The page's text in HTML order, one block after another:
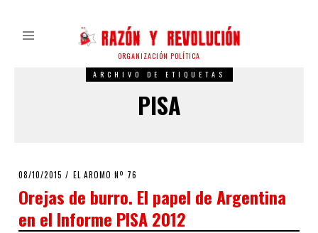
ORGANIZACIÓN POLÍTICA
ARCHIVO DE ETIQUETAS
PISA
POSTED
08/10/2015 EL AROMO Nº 76
Orejas de burro. El papel de Argentina
en el Informe PISA 2012